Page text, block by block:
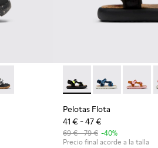
tejido negros para niños
002
- K900324-001Pelotas Flota -Pelotas Flota -
Pelotas Flota
41 € - 47 €
69 € - 79 € -40%
Precio final acorde a la talla